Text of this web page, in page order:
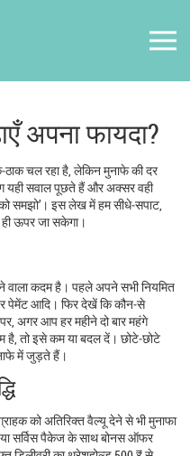
अपना फायदा?
चल रहा है, लेकिन मुनाफे की दर
यही सवाल पूछते हैं और अक्सर वही
समझो’। इस लेख में हम सीधे‑सपाट,
ऊपर जा सकेगा।
कदम है। पहले अपने सभी नियमित
पेमेंट आदि। फिर देखें कि कौन‑से
अगर आप हर महीने दो बार महंगे
है, तो इसे कम या बदल दें। छोटे‑छोटे
में जुड़ते हैं।
को अतिरिक्त वैल्यू देने से भी मुनाफा
सर्विस पैकेज के साथ बोनस ऑफर